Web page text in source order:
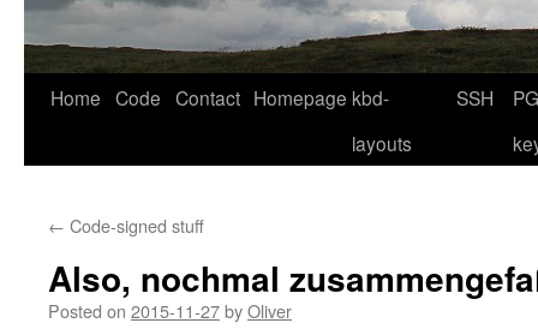
Home Code Contact Homepage kbd-
layouts
SSH
← Code-signed stuff
Also, nochmal
Posted on 2015-11-27byOliver